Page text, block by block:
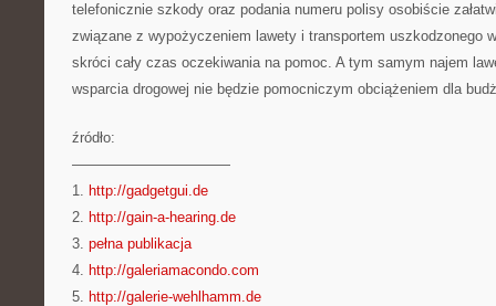
telefonicznie szkody oraz podania numeru polisy osobiście
związane z wypożyczeniem lawety i transportem uszkodzonego
skróci cały czas oczekiwania na pomoc. A tym samym najem
wsparcia drogowej nie będzie pomocniczym obciążeniem dla
źródło:
———————————
1. http://gadgetgui.de
2. http://gain-a-hearing.de
3. pełna publikacja
4. http://galeriamacondo.com
5. http://galerie-wehlhamm.de